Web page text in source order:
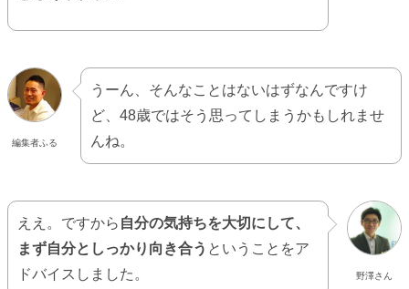
編集者ふる
うーん、そんなことはないはずなんですけ
ど、48歳ではそう思ってしまうかもしれませ
んね。
野澤さん
ええ。ですから 自分の気持ちを大切にして、
まず自分としっかり向き合う ということをア
ドバイスしました。